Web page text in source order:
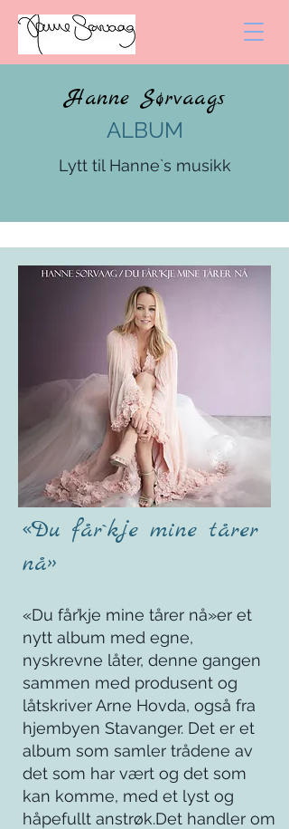
Hanne Sørvaags
ALBUM
Lytt til Hanne`s musikk
«Du får`kje mine tårer
nå»
«Du får’kje mine tårer nå»er et
nytt album med egne,
nyskrevne låter, denne gangen
sammen med produsent og
låtskriver Arne Hovda, også fra
hjembyen Stavanger. Det er et
album som samler trådene av
det som har vært og det som
kan komme, med et lyst og
håpefullt anstrøk.Det handler om